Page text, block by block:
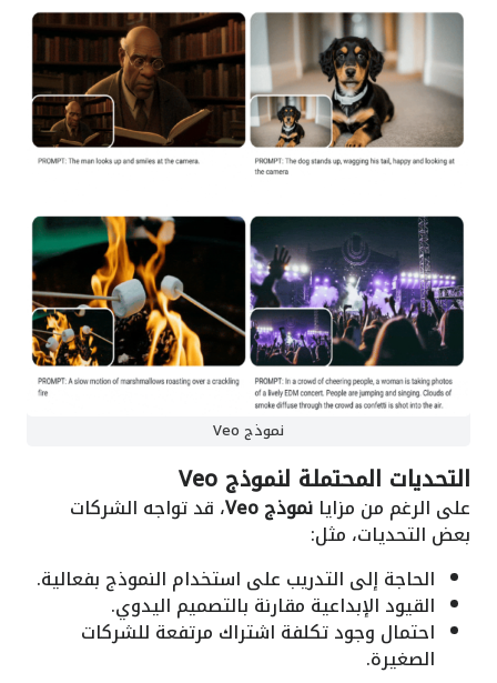
نموذج Veo
التحديات المحتملة لنموذج Veo
على الرغم من مزايا نموذج Veo ، قد تواجه الشركات
بعض التحديات، مثل:
الحاجة إلى التدريب على استخدام النموذج بفعالية.
القيود الإبداعية مقارنة بالتصميم اليدوي.
احتمال وجود تكلفة اشتراك مرتفعة للشركات
الصغيرة.